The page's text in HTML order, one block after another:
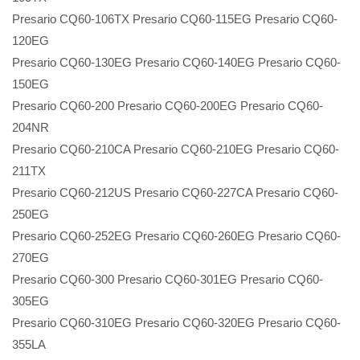
Presario CQ60-106TX Presario CQ60-115EG Presario CQ60-
120EG
Presario CQ60-130EG Presario CQ60-140EG Presario CQ60-
150EG
Presario CQ60-200 Presario CQ60-200EG Presario CQ60-
204NR
Presario CQ60-210CA Presario CQ60-210EG Presario CQ60-
211TX
Presario CQ60-212US Presario CQ60-227CA Presario CQ60-
250EG
Presario CQ60-252EG Presario CQ60-260EG Presario CQ60-
270EG
Presario CQ60-300 Presario CQ60-301EG Presario CQ60-
305EG
Presario CQ60-310EG Presario CQ60-320EG Presario CQ60-
355LA